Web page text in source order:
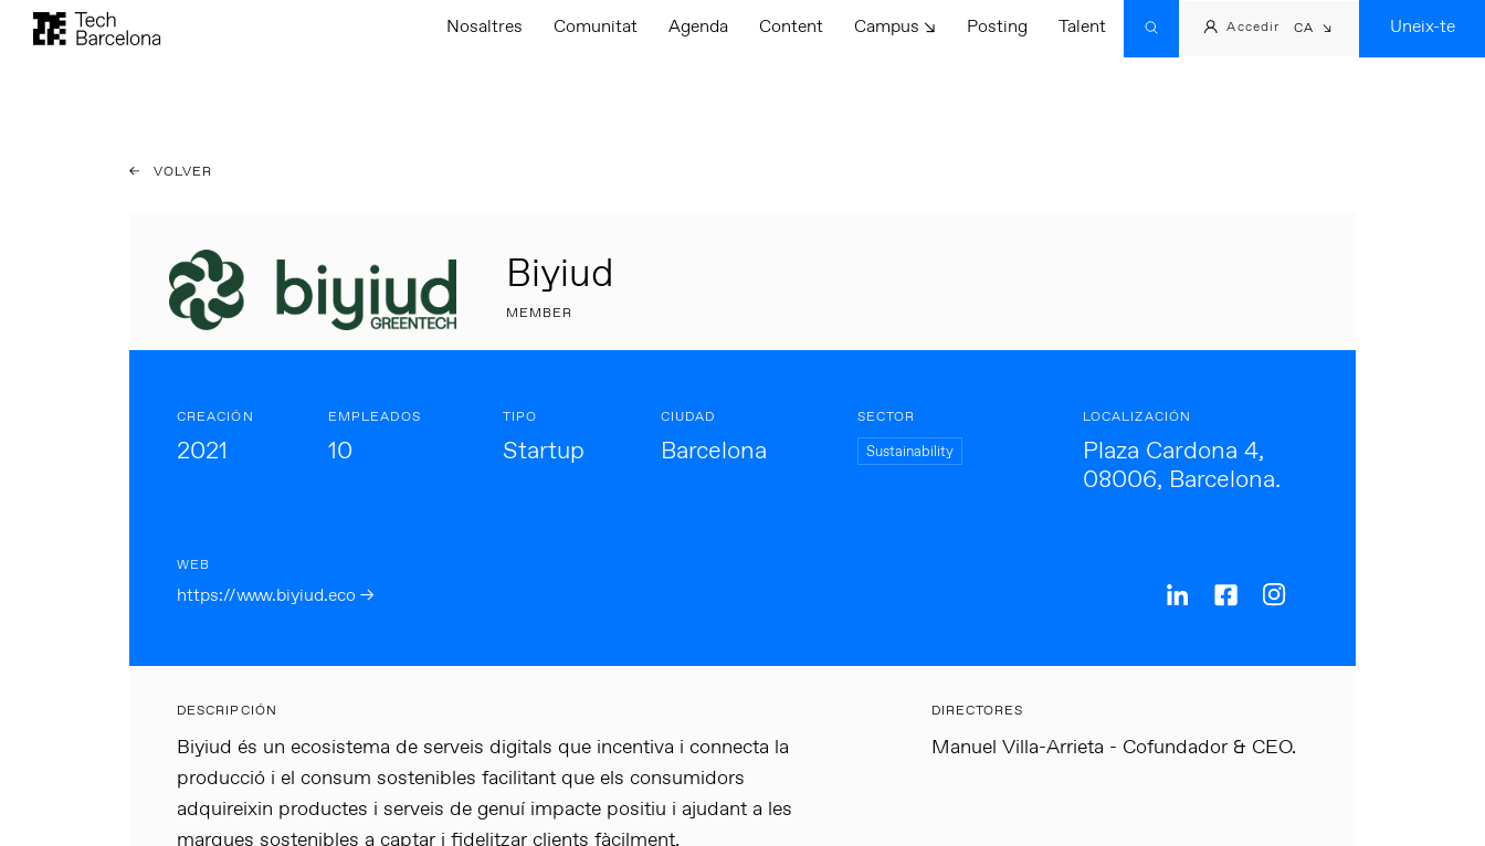
Nosaltres Comunitat Agenda Content Campus ↘ Posting Talent Accedir CA Uneix-te
VOLVER
Biyiud
MEMBER
CREACIÓN
2021
EMPLEADOS
10
TIPO
Startup
CIUDAD
Barcelona
SECTOR
Sustainability
LOCALIZACIÓN
Plaza Cardona 4,
08006, Barcelona.
WEB
https://www.biyiud.eco →
DESCRIPCIÓN
Biyiud és un ecosistema de serveis digitals que incentiva i connecta la
producció i el consum sostenibles facilitant que els consumidors
adquireixin productes i serveis de genuí impacte positiu i ajudant a les
DIRECTORES
Manuel Villa-Arrieta - Cofundador & CEO.